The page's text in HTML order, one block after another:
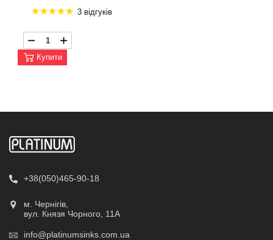
3 відгуків
Купити
+38(050)465-90-18
м. Чернігів,
вул. Князя Чорного, 11А
info@platinumsinks.com.ua